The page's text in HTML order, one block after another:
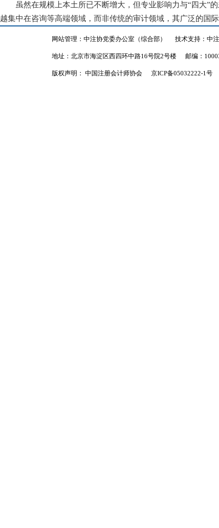
虽然在规模上本土所已不断增大，但专业影响力与“四大”
越集中在咨询等高端领域，而非传统的审计领域，其广泛的国
网站管理：中注协党委办公室（综合部） 技术支持：中
地址：北京市海淀区西四环中路16号院2号楼 邮编：
版权声明： 中国注册会计师协会 京ICP备05032222-1号